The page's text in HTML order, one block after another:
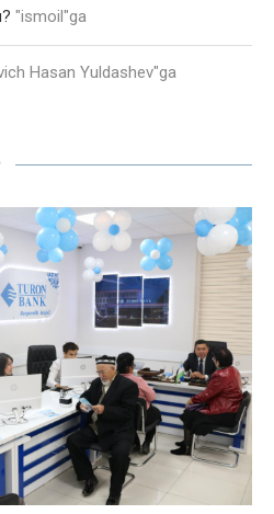
"ismoil "ga
Hasan Yuldashev"ga